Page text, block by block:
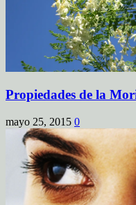
Propiedades de la
mayo 25, 2015 0